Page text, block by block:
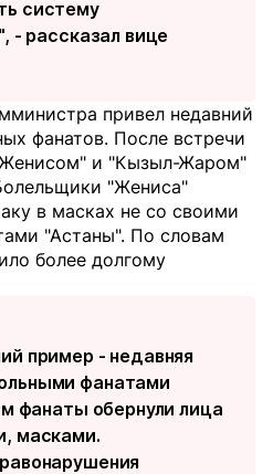
систему
- рассказал вице
привел недавний
фанатов. После встречи
и "Кызыл-Жаром"
"Жениса"
в масках не со своими
"Астаны". По словам
более долгому
пример - недавняя
фанатами
фанаты обернули лица
масками.